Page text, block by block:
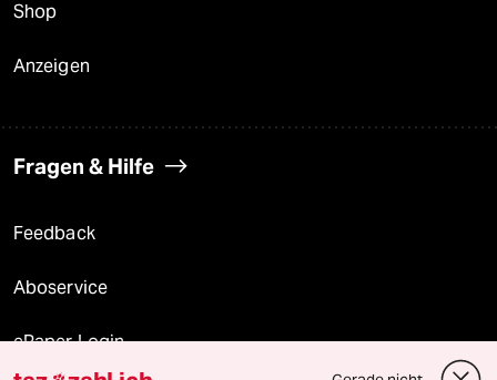
Shop
Anzeigen
Fragen & Hilfe
Feedback
Aboservice
ePaper Login